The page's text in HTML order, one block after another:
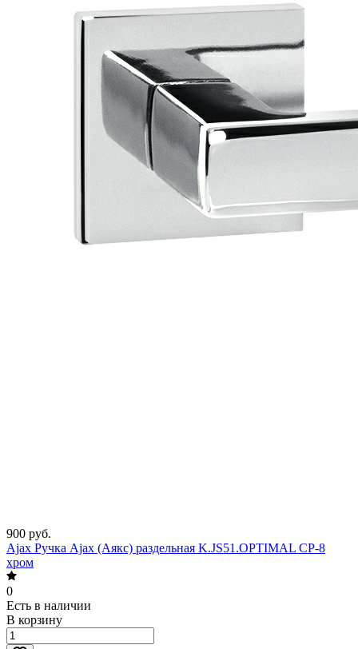
900 руб.
Ajax Ручка Ajax (Аякс) раздельная K.JS51.OPTIMAL CP-8
хром
0
Есть в наличии
В корзину